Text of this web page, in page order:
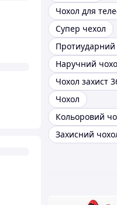
Супер чехол
Наручний
Чохол
Кольоровий